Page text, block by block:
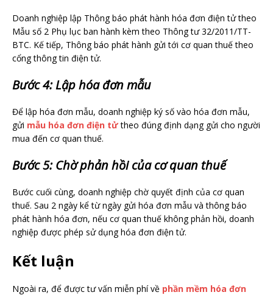
Doanh nghiệp lập Thông báo phát hành hóa đơn điện tử theo
Mẫu số 2 Phụ lục ban hành kèm theo Thông tư 32/2011/TT-
BTC. Kế tiếp, Thông báo phát hành gửi tới cơ quan thuế theo
cổng thông tin điện tử.
Bước 4: Lập hóa đơn mẫu
Để lập hóa đơn mẫu, doanh nghiệp ký số vào hóa đơn mẫu,
gửi mẫu hóa đơn điện tửtheo đúng định dạng gửi cho người
mua đến cơ quan thuế.
Bước 5: Chờ phản hồi của cơ quan thuế
Bước cuối cùng, doanh nghiệp chờ quyết định của cơ quan
thuế. Sau 2 ngày kể từ ngày gửi hóa đơn mẫu và thông báo
phát hành hóa đơn, nếu cơ quan thuế không phản hồi, doanh
nghiệp được phép sử dụng hóa đơn điện tử.
Kết luận
Ngoài ra, để được tư vấn miễn phí về phần mềm hóa đơn